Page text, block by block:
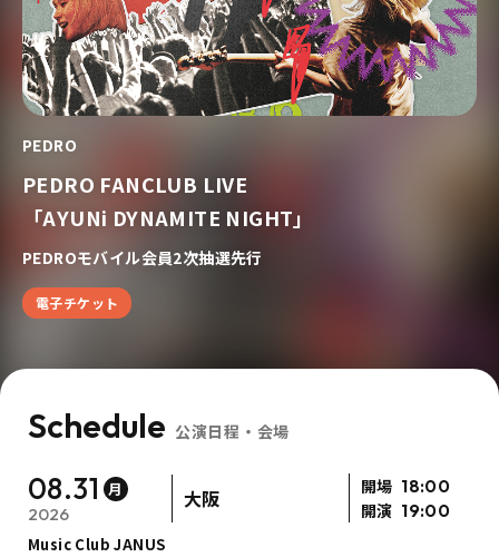
PEDRO
PEDRO FANCLUB LIVE
「AYUNi DYNAMITE NIGHT」
PEDROモバイル会員2次抽選先行
電子チケット
Schedule 公演日程・会場
08.31 月
2026
大阪 開場 18:00
開演 19:00
Music Club JANUS